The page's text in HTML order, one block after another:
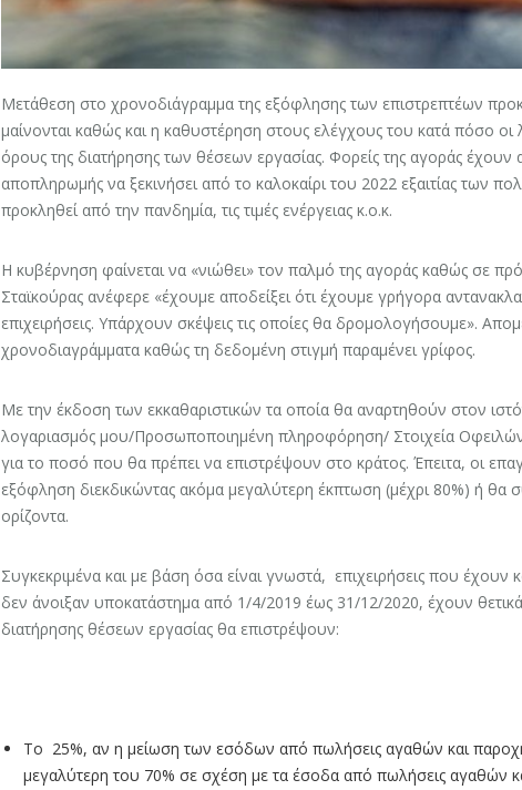
Μετάθεση στο χρονοδιάγραμμα της εξόφλησης των επιστρεπτέων
μαίνονται καθώς και η καθυστέρηση στους ελέγχους του κατά πόσο
όρους της διατήρησης των θέσεων εργασίας. Φορείς της αγοράς έχουν
αποπληρωμής να ξεκινήσει από το καλοκαίρι του 2022 εξαιτίας των
προκληθεί από την πανδημία, τις τιμές ενέργειας κ.ο.κ.
Η κυβέρνηση φαίνεται να «νιώθει» τον παλμό της αγοράς καθώς σε
Σταϊκούρας ανέφερε «έχουμε αποδείξει ότι έχουμε γρήγορα
επιχειρήσεις. Υπάρχουν σκέψεις τις οποίες θα δρομολογήσουμε».
χρονοδιαγράμματα καθώς τη δεδομένη στιγμή παραμένει γρίφος.
Με την έκδοση των εκκαθαριστικών τα οποία θα αναρτηθούν στον
λογαριασμός μου/Προσωποποιημένη πληροφόρηση/ Στοιχεία
για το ποσό που θα πρέπει να επιστρέψουν στο κράτος. Έπειτα, οι
εξόφληση διεκδικώντας ακόμα μεγαλύτερη έκπτωση (μέχρι 80%) ή
ορίζοντα.
Συγκεκριμένα και με βάση όσα είναι γνωστά, επιχειρήσεις που έχουν
δεν άνοιξαν υποκατάστημα από 1/4/2019 έως 31/12/2020, έχουν
διατήρησης θέσεων εργασίας θα επιστρέψουν:
Το 25%, αν η μείωση των εσόδων από πωλήσεις αγαθών και παροχή
μεγαλύτερη του 70% σε σχέση με τα έσοδα από πωλήσεις αγαθών